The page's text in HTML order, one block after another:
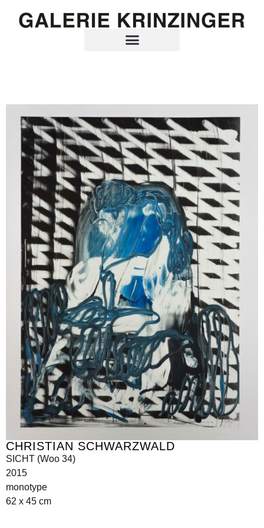
CHRISTIAN SCHWARZWALD
SICHT (Woo 34)
2015
monotype
62 x 45 cm